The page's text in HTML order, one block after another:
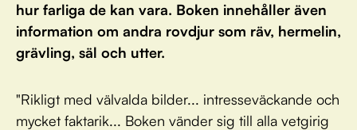
hur farliga de kan vara. Boken innehåller även
information om andra rovdjur som räv, hermelin,
grävling, säl och utter.
"Rikligt med välvalda bilder... intresseväckande och
mycket faktarik... Boken vänder sig till alla vetgirig